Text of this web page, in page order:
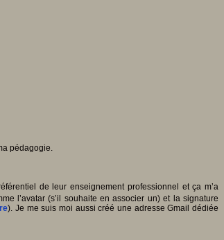
pédagogie.
de leur enseignement professionnel et ça m’a
l’avatar (s’il souhaite en associer un) et la signature
). Je me suis moi aussi créé une adresse Gmail dédiée